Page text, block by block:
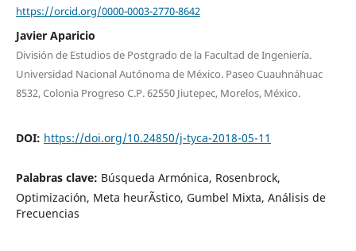
https://orcid.org/0000-0003-2770-8642
Javier Aparicio
División de Estudios de Postgrado de la Facultad de Ingeniería.
Universidad Nacional Autónoma de México. Paseo Cuauhnáhuac
8532, Colonia Progreso C.P. 62550 Jiutepec, Morelos, México.
DOI: https://doi.org/10.24850/j-tyca-2018-05-11
Palabras clave: Búsqueda Armónica, Rosenbrock,
Optimización, Meta heurÃ­stico, Gumbel Mixta, Análisis de
Frecuencias